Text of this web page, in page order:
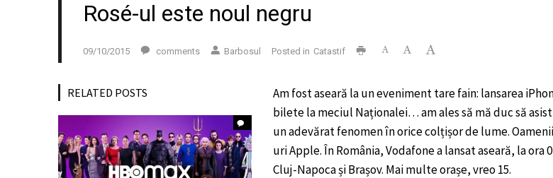
Rosé-ul este noul negru
09/10/2015 comments Barbosul Posted in Catastif
Am fost aseară la un eveniment tare fain: lansarea
bilete la meciul Naționalei… am ales să mă duc să
un adevărat fenomen în orice colțișor de lume.
uri Apple. În România, Vodafone a lansat aseară, la
Cluj-Napoca și Brașov. Mai multe orașe, vreo 15.
RELATED POSTS